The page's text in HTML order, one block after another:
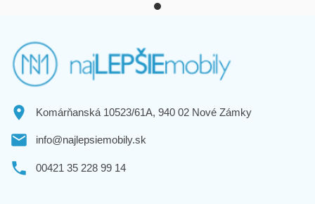
Komárňanská 10523/61A, 940 02 Nové Zámky
info@najlepsiemobily.sk
00421 35 228 99 14